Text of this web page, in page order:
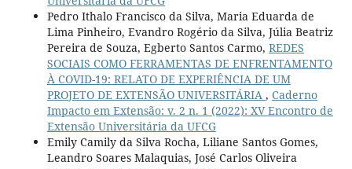
Pedro Ithalo Francisco da Silva, Maria Eduarda de
Lima Pinheiro, Evandro Rogério da Silva, Júlia Beatriz
Pereira de Souza, Egberto Santos Carmo, REDES
SOCIAIS COMO FERRAMENTAS DE ENFRENTAMENTO
À COVID-19: RELATO DE EXPERIÊNCIA DE UM
PROJETO DE EXTENSÃO UNIVERSITÁRIA , Caderno
Impacto em Extensão: v. 2 n. 1 (2022): XV Encontro de
Extensão Universitária da UFCG
Emily Camily da Silva Rocha, Liliane Santos Gomes,
Leandro Soares Malaquias, José Carlos Oliveira